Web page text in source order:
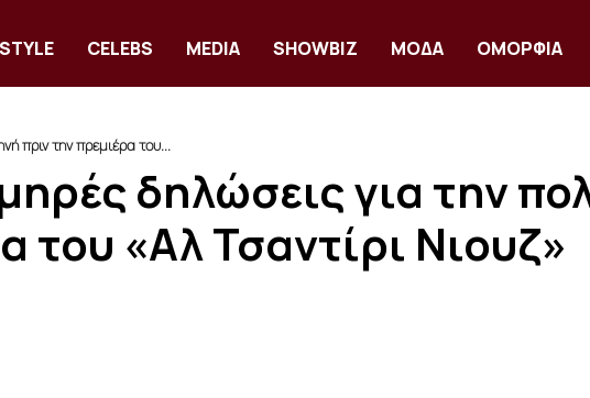
CELEBS MEDIA SHOWBIZ ΜΟΔΑ ΟΜΟΡΦΙΑ
πριν την πρεμιέρα του...
δηλώσεις για την
του «Αλ Τσαντίρι Νιουζ»